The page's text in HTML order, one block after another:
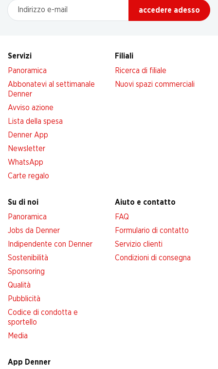
Indirizzo e-mail
accedere adesso
Servizi
Panoramica
Abbonatevi al settimanale
Denner
Avviso azione
Lista della spesa
Denner App
Newsletter
WhatsApp
Carte regalo
Filiali
Ricerca di filiale
Nuovi spazi commerciali
Su di noi
Panoramica
Jobs da Denner
Indipendente con Denner
Sostenibilità
Sponsoring
Qualità
Pubblicità
Codice di condotta e
sportello
Media
Aiuto e contatto
FAQ
Formulario di contatto
Servizio clienti
Condizioni di consegna
App Denner